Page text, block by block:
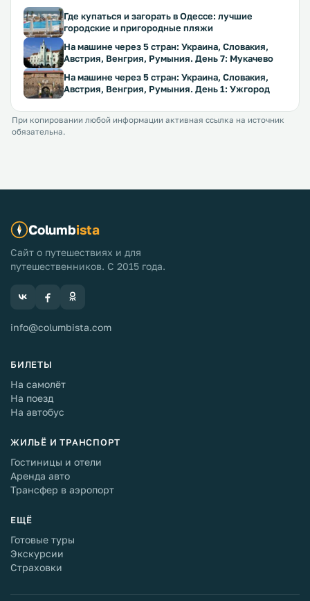
Где купаться и загорать в Одессе: лучшие
городские и пригородные пляжи
На машине через 5 стран: Украина, Словакия,
Австрия, Венгрия, Румыния. День 7: Мукачево
На машине через 5 стран: Украина, Словакия,
Австрия, Венгрия, Румыния. День 1: Ужгород
При копировании любой информации активная ссылка на источник
обязательна.
Columbista
Сайт о путешествиях и для
путешественников. С 2015 года.
info@columbista.com
БИЛЕТЫ
На самолёт
На поезд
На автобус
ЖИЛЬЁ И ТРАНСПОРТ
Гостиницы и отели
Аренда авто
Трансфер в аэропорт
ЕЩЁ
Готовые туры
Экскурсии
Страховки